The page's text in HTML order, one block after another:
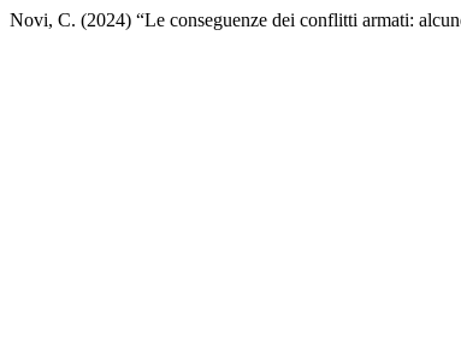
Novi, C. (2024) “Le conseguenze dei conflitti armati: